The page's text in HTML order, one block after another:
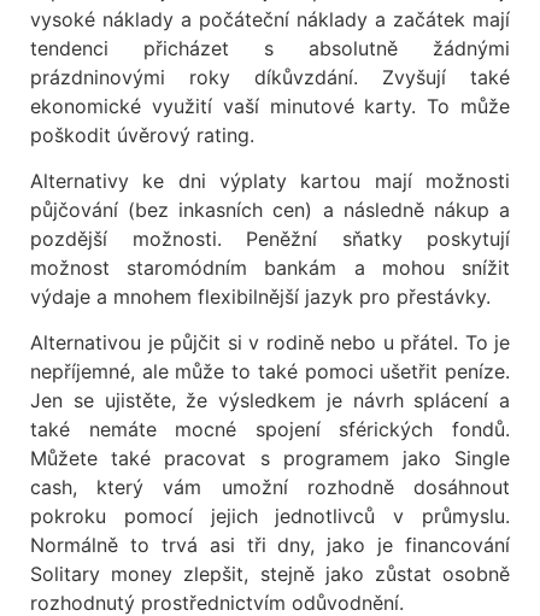
vysoké náklady a počáteční náklady a začátek mají
tendenci přicházet s absolutně žádnými
prázdninovými roky díkůvzdání. Zvyšují také
ekonomické využití vaší minutové karty. To může
poškodit úvěrový rating.
Alternativy ke dni výplaty kartou mají možnosti
půjčování (bez inkasních cen) a následně nákup a
pozdější možnosti. Peněžní sňatky poskytují
možnost staromódním bankám a mohou snížit
výdaje a mnohem flexibilnější jazyk pro přestávky.
Alternativou je půjčit si v rodině nebo u přátel. To je
nepříjemné, ale může to také pomoci ušetřit peníze.
Jen se ujistěte, že výsledkem je návrh splácení a
také nemáte mocné spojení sférických fondů.
Můžete také pracovat s programem jako Single
cash, který vám umožní rozhodně dosáhnout
pokroku pomocí jejich jednotlivců v průmyslu.
Normálně to trvá asi tři dny, jako je financování
Solitary money zlepšit, stejně jako zůstat osobně
rozhodnutý prostřednictvím odůvodnění.